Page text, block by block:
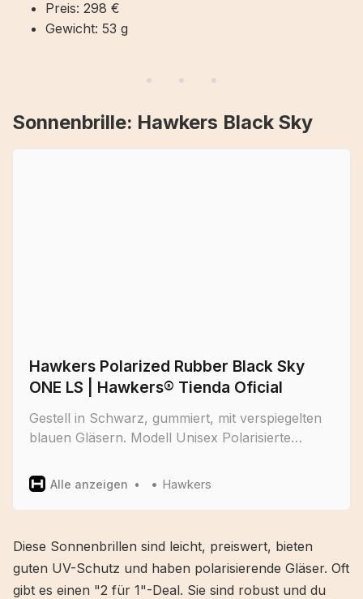
Preis: 298 €
Gewicht: 53 g
Sonnenbrille: Hawkers Black Sky
Hawkers Polarized Rubber Black Sky
ONE LS | Hawkers® Tienda Oficial
Gestell in Schwarz, gummiert, mit verspiegelten
blauen Gläsern. Modell Unisex Polarisierte
und natürlichen Kontrast der Farben
Hochschlagfeste Polycarb…
Alle anzeigen Hawkers
Diese Sonnenbrillen sind leicht, preiswert, bieten
guten UV-Schutz und haben polarisierende Gläser. Oft
gibt es einen "2 für 1"-Deal. Sie sind robust und du